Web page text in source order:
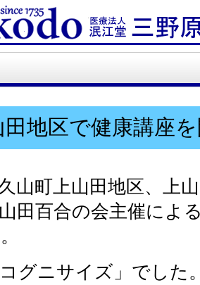
田地区で健康講座
山町上山田地区、上
田百合の会主催によ
グニサイズ」でした